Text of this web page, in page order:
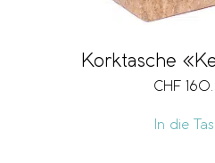
Korktasche
CHF
In die